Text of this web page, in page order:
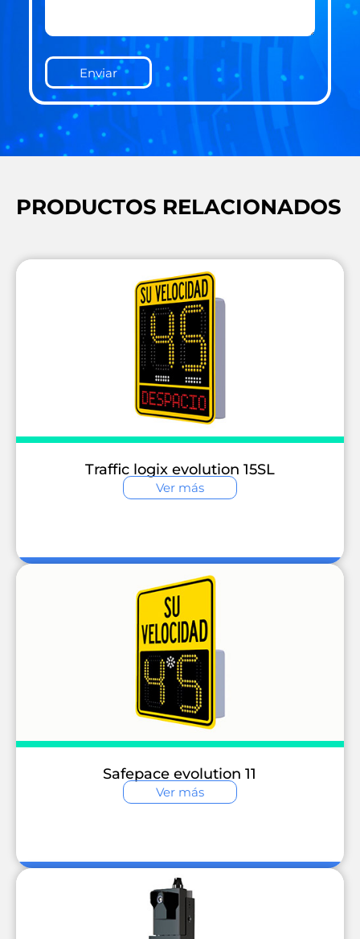
Enviar
PRODUCTOS RELACIONADOS
Traffic logix evolution 15SL
Ver más
Safepace evolution 11
Ver más